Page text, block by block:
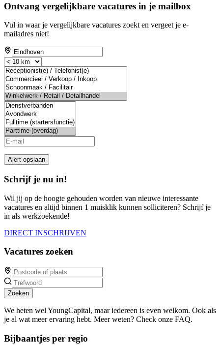
Ontvang vergelijkbare vacatures in je mailbox
Vul in waar je vergelijkbare vacatures zoekt en vergeet je e-
mailadres niet!
If
you
are
a
human,
ignore
this
field
Alert opslaan
Schrijf je nu in!
Wil jij op de hoogte gehouden worden van nieuwe interessante
vacatures en altijd binnen 1 muisklik kunnen solliciteren? Schrijf je
in als werkzoekende!
DIRECT INSCHRIJVEN
Vacatures zoeken
Zoeken
We heten wel YoungCapital, maar iedereen is even welkom. Ook als
je al wat meer ervaring hebt. Meer weten? Check onze FAQ.
Bijbaantjes per regio